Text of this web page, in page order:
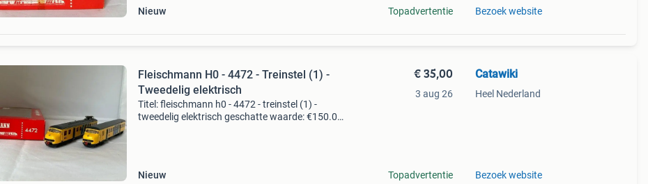
Nieuw Topadvertentie Bezoek website
Fleischmann H0 - 4472 - Treinstel (1) -
Tweedelig elektrisch
Titel: fleischmann h0 - 4472 - treinstel (1) -
tweedelig elektrisch geschatte waarde: €150.0
Nieuw
€ 35,00
3 aug 26
Topadvertentie
Catawiki
Heel Nederland
Bezoek website